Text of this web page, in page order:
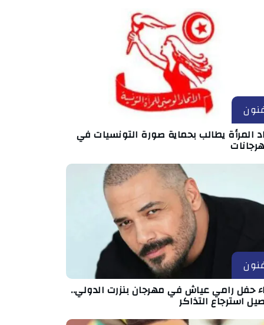
المرأة يطالب بحماية صورة التونسيات في
حفل رامي عياش في مهرجان بنزرت الدولي..
استرجاع التذاكر